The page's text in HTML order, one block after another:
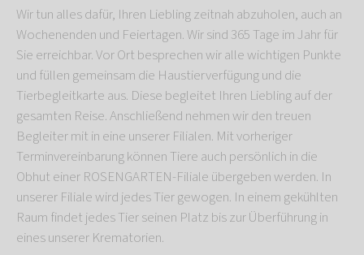
Wir tun alles dafür, Ihren Liebling zeitnah abzuholen, auch an
Wochenenden und Feiertagen. Wir sind 365 Tage im Jahr für
Sie erreichbar. Vor Ort besprechen wir alle wichtigen Punkte
und füllen gemeinsam die Haustierverfügung und die
Tierbegleitkarte aus. Diese begleitet Ihren Liebling auf der
gesamten Reise. Anschließend nehmen wir den treuen
Begleiter mit in eine unserer Filialen. Mit vorheriger
Terminvereinbarung können Tiere auch persönlich in die
Obhut einer ROSENGARTEN-Filiale übergeben werden. In
unserer Filiale wird jedes Tier gewogen. In einem gekühlten
Raum findet jedes Tier seinen Platz bis zur Überführung in
eines unserer Krematorien.